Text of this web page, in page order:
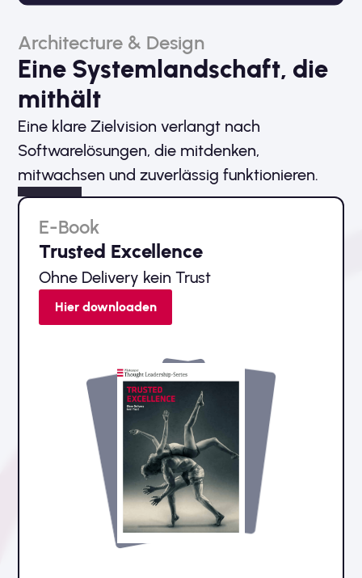
Architecture & Design
Eine System­landschaft, die
mithält
Eine klare Zielvision verlangt nach
Softwarelösungen, die mitdenken,
mitwachsen und zuverlässig funktionieren.
E-Book
Trusted Excellence
Ohne Delivery kein Trust
Hier downloaden